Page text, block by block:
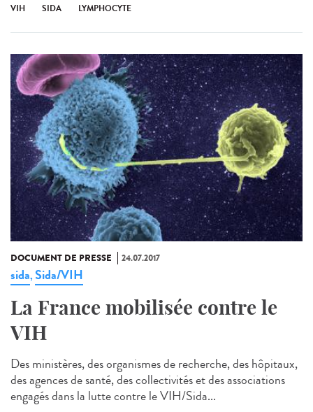
VIH SIDA LYMPHOCYTE
DOCUMENT DE PRESSE 24.07.2017
sida,Sida/VIH
La France mobilisée contre le
VIH
Des ministères, des organismes de recherche, des hôpitaux,
des agences de santé, des collectivités et des associations
engagés dans la lutte contre le VIH/Sida...